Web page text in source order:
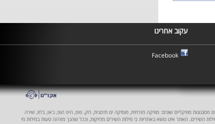
עקוב אחרינו
Facebook
מוזיקליים שונים: מוזיקה מזרחית, מוסיקה ים תיכונית, רוק, פופ, היפ הופ, ג'אז, בלוז, שירה
השירים. האתר אינו נושא באחריות כי מילות השירים מדויקות, וככל שהנך מזה/ה טעות במילות מי